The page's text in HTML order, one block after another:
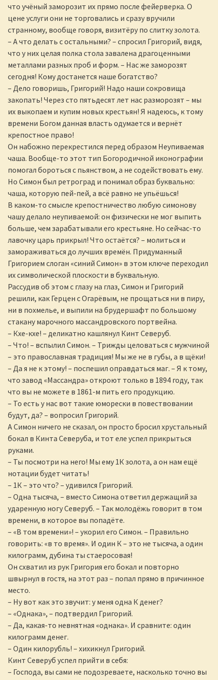
что учёный заморозит их прямо после фейерверка. О
цене услуги они не торговались и сразу вручили
странному, вообще говоря, визитёру по слитку золота.
– А что делать с остальными? – спросил Григорий, видя,
что у них целая полка стола завалена драгоценными
металлами разных проб и форм. – Нас же заморозят
сегодня! Кому достанется наше богатство?
– Дело говоришь, Григорий! Надо наши сокровища
закопать! Через сто пятьдесят лет нас разморозят – мы
их выкопаем и купим новых крестьян! Я надеюсь, к тому
времени Богом данная власть одумается и вернёт
крепостное право!
Он набожно перекрестился перед образом Неупиваемая
чаша. Вообще-то этот тип Богородичной иконографии
помогал бороться с пьянством, а не содействовать ему.
Но Симон был ретроград и понимал образ буквально:
чаша, которую пей-пей, а всё равно не упьёшься!
В каком-то смысле крепостничество любую симонову
чашу делало неупиваемой: он физически не мог выпить
больше, чем зарабатывали его крестьяне. Но сейчас-то
лавочку царь прикрыл! Что остаётся? – молиться и
замораживаться до лучших времён. Придуманный
Григорием слоган «синий Симон» в этом ключе переходил
их символической плоскости в буквальную.
Рассудив об этом с глазу на глаз, Симон и Григорий
решили, как Герцен с Огарёвым, не прощаться ни в пиру,
ни в похмелье, и выпили на брудершафт по большому
стакану марочного массандровского портвейна.
– Кхе-кхе! – деликатно кашлянул Кинт Северуб.
– Что! – вспылил Симон. – Трижды целоваться с мужчиной
– это православная традиция! Мы же не в губы, а в щёки!
– Да я не к этому! – поспешил оправдаться маг. – Я к тому,
что завод «Массандра» откроют только в 1894 году, так
что вы не можете в 1861-м пить его продукцию.
– То есть у нас вот такие юморески в повествовании
будут, да? – вопросил Григорий.
А Симон ничего не сказал, он просто бросил хрустальный
бокал в Кинта Северуба, и тот еле успел прикрыться
руками.
– Ты посмотри на него! Мы ему 1К золота, а он нам ещё
нотации будет читать!
– 1К – это что? – удивился Григорий.
– Одна тысяча, – вместо Симона ответил держащий за
ударенную ногу Северуб. – Так молодёжь говорит в том
времени, в которое вы попадёте.
– «В том времени»! – укорил его Симон. – Правильно
говорить: «в то время». И один К – это не тысяча, а один
килограмм, дубина ты стаеросовая!
Он схватил из рук Григория его бокал и повторно
швырнул в гостя, на этот раз – попал прямо в причинное
место.
– Ну вот как это звучит: у меня одна К денег?
– «Однака», – подтвердил Григорий.
– Да, какая-то невнятная «однака». И сравните: один
килограмм денег.
– Один килорубль! – хихикнул Григорий.
Кинт Северуб успел прийти в себя:
– Господа, вы сами не подозреваете, насколько точно вы